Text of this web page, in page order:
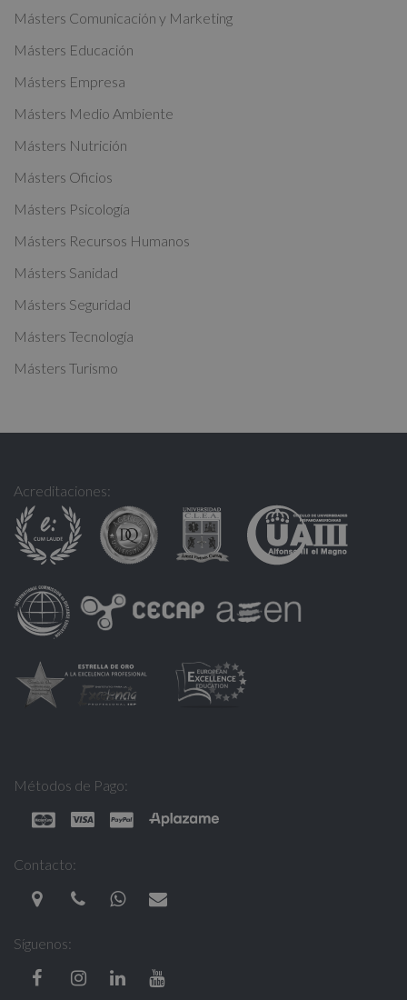
t
n
a
v
e
:
Másters Comunicación y Marketing
Másters Educación
Másters Empresa
Másters Medio Ambiente
Másters Nutrición
Másters Oficios
Másters Psicología
Másters Recursos Humanos
Másters Sanidad
Másters Seguridad
Másters Tecnología
Másters Turismo
Acreditaciones:
Métodos de Pago:
Contacto:
Síguenos: